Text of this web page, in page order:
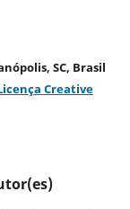
SC, Brasil
Creative